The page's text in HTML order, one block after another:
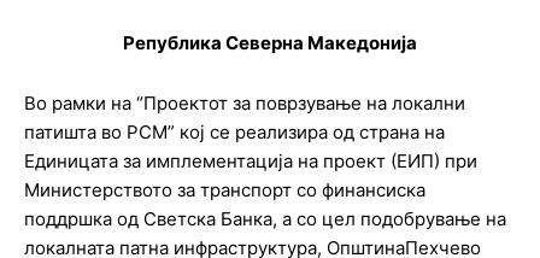
Република Северна Македонија
Во рамки на “Проектот за поврзување на локални
патишта во РСМ” кој се реализира од страна на
Единицата за имплементација на проект (ЕИП) при
Министерството за транспорт со финансиска
поддршка од Светска Банка, а со цел подобрување на
локалната патна инфраструктура, ОпштинаПехчево